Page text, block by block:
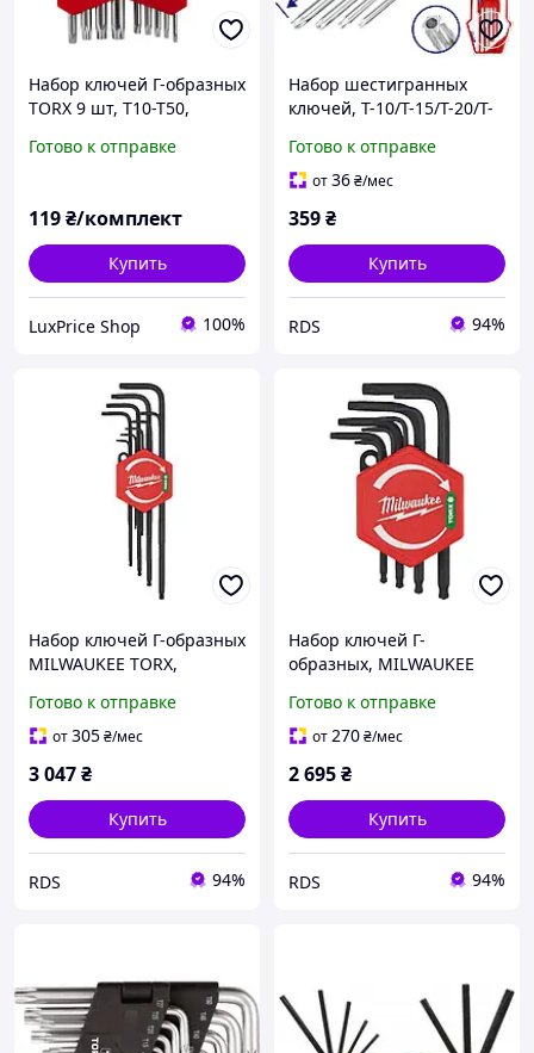
Набор ключей Г-образных
TORX 9 шт, Т10-Т50,
Готово к отправке
119₴/комплект
Купить
LuxPrice Shop 100%
Набор шестигранных
ключей, T-10/T-15/T-20/T-
50, Torx, EMTOP, 9 шт.
(EHKY3091)
Готово к отправке
от36₴/мес
359₴
Купить
RDS 94%
Набор ключей Г-образных
MILWAUKEE TORX,
7/T30/T40) (9 шт.)
(4932492693)
Готово к отправке
от305₴/мес
3 047₴
Купить
RDS 94%
Набор ключей Г-
образных, MILWAUKEE
пластиковый холдер,
(T8/T9/T10/ T15/ T20/T25
(4932492703)
Готово к отправке
от270₴/мес
2 695₴
Купить
RDS 94%